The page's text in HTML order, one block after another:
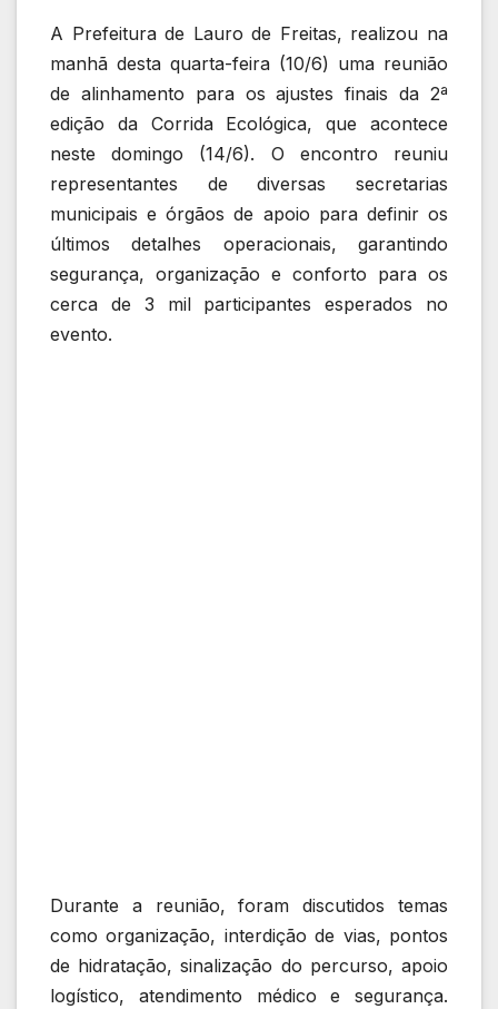
A Prefeitura de Lauro de Freitas, realizou na
manhã desta quarta-feira (10/6) uma reunião
de alinhamento para os ajustes finais da 2ª
edição da Corrida Ecológica, que acontece
neste domingo (14/6). O encontro reuniu
representantes de diversas secretarias
municipais e órgãos de apoio para definir os
últimos detalhes operacionais, garantindo
segurança, organização e conforto para os
cerca de 3 mil participantes esperados no
evento.
Durante a reunião, foram discutidos temas
como organização, interdição de vias, pontos
de hidratação, sinalização do percurso, apoio
logístico, atendimento médico e segurança.